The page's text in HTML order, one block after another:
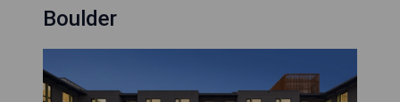
Boulder